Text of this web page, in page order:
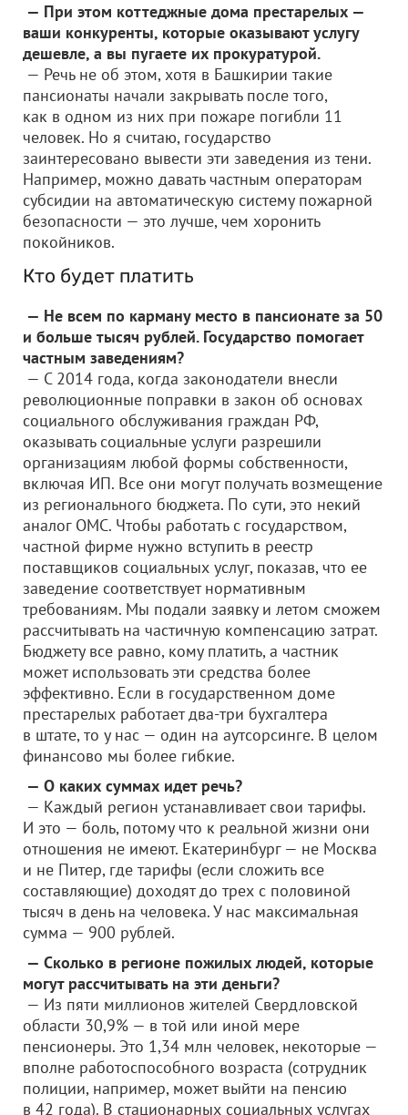
— При этом коттеджные дома престарелых —
ваши конкуренты, которые оказывают услугу
дешевле, а вы пугаете их прокуратурой.
— Речь не об этом, хотя в Башкирии такие
пансионаты начали закрывать после того,
как в одном из них при пожаре погибли 11
человек. Но я считаю, государство
заинтересовано вывести эти заведения из тени.
Например, можно давать частным операторам
субсидии на автоматическую систему пожарной
безопасности — это лучше, чем хоронить
покойников.
Кто будет платить
— Не всем по карману место в пансионате за 50
и больше тысяч рублей. Государство помогает
частным заведениям?
— С 2014 года, когда законодатели внесли
революционные поправки в закон об основах
социального обслуживания граждан РФ,
оказывать социальные услуги разрешили
организациям любой формы собственности,
включая ИП. Все они могут получать возмещение
из регионального бюджета. По сути, это некий
аналог ОМС. Чтобы работать с государством,
частной фирме нужно вступить в реестр
поставщиков социальных услуг, показав, что ее
заведение соответствует нормативным
требованиям. Мы подали заявку и летом сможем
рассчитывать на частичную компенсацию затрат.
Бюджету все равно, кому платить, а частник
может использовать эти средства более
эффективно. Если в государственном доме
престарелых работает два-три бухгалтера
в штате, то у нас — один на аутсорсинге. В целом
финансово мы более гибкие.
— О каких суммах идет речь?
— Каждый регион устанавливает свои тарифы.
И это — боль, потому что к реальной жизни они
отношения не имеют. Екатеринбург — не Москва
и не Питер, где тарифы (если сложить все
составляющие) доходят до трех с половиной
тысяч в день на человека. У нас максимальная
сумма — 900 рублей.
— Сколько в регионе пожилых людей, которые
могут рассчитывать на эти деньги?
— Из пяти миллионов жителей Свердловской
области 30,9% — в той или иной мере
пенсионеры. Это 1,34 млн человек, некоторые —
вполне работоспособного возраста (сотрудник
полиции, например, может выйти на пенсию
в 42 года). В стационарных социальных услугах